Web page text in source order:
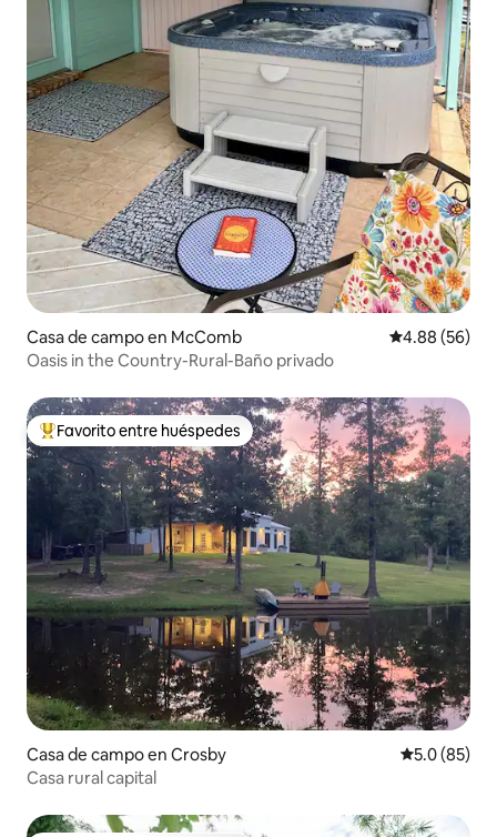
Casa de campo en McComb Calificación
4.88 (56)
Oasis in the Country-Rural-Baño privado
De los mejores en Favorito entre huéspedes
Favorito entre huéspedes
Casa de campo en Crosby Calificación
5.0 (85)
Casa rural capital